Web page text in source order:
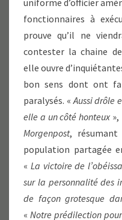
uniforme d’officier
fonctionnaires à
prouve qu’il ne
contester la chaine
elle ouvre
bon sens dont ont
paralysés. «Aussi drôle
elle a un côté honteux»,
Morgenpost, résumant
population partagée
« La victoire de
sur la personnalité des
de façon grotesque
«Notre prédilection